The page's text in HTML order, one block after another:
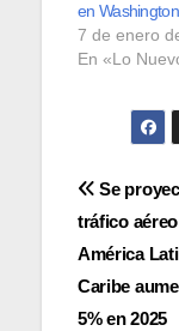
en Washington
7 de enero
En «Lo
de
Se
tráfico
América
Caribe
5% en 2025